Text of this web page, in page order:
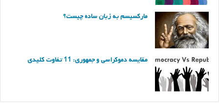
مارکسیسم به زبان ساده چیست؟
مقایسه دموکراسی و جمهوری: 11 تفاوت کلیدی